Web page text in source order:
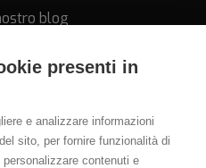
presenti in
e analizzare informazioni
sito, per fornire funzionalità di
contenuti e
blog